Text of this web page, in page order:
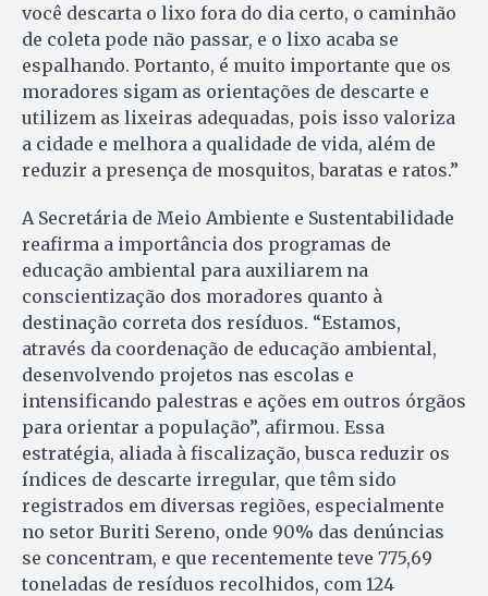
você descarta o lixo fora do dia certo, o caminhão
de coleta pode não passar, e o lixo acaba se
espalhando. Portanto, é muito importante que os
moradores sigam as orientações de descarte e
utilizem as lixeiras adequadas, pois isso valoriza
a cidade e melhora a qualidade de vida, além de
reduzir a presença de mosquitos, baratas e ratos.”
A Secretária de Meio Ambiente e Sustentabilidade
reafirma a importância dos programas de
educação ambiental para auxiliarem na
conscientização dos moradores quanto à
destinação correta dos resíduos. “Estamos,
através da coordenação de educação ambiental,
desenvolvendo projetos nas escolas e
intensificando palestras e ações em outros órgãos
para orientar a população”, afirmou. Essa
estratégia, aliada à fiscalização, busca reduzir os
índices de descarte irregular, que têm sido
registrados em diversas regiões, especialmente
no setor Buriti Sereno, onde 90% das denúncias
se concentram, e que recentemente teve 775,69
toneladas de resíduos recolhidos, com 124